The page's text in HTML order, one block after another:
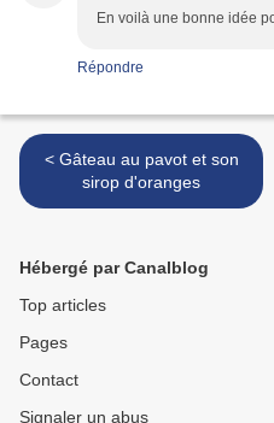
En voilà une bonne idée
Répondre
< Gâteau au pavot et son
sirop d'oranges
Hébergé par Canalblog
Top articles
Pages
Contact
Signaler un abus